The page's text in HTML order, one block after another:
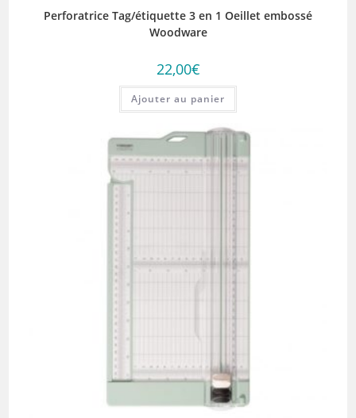
Perforatrice Tag/étiquette 3 en 1 Oeillet embossé
Woodware
22,00€
Ajouter au panier